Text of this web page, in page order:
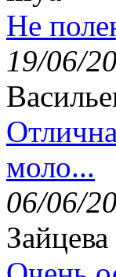
Не
19/06/
моло...
06/06/
Зайцева